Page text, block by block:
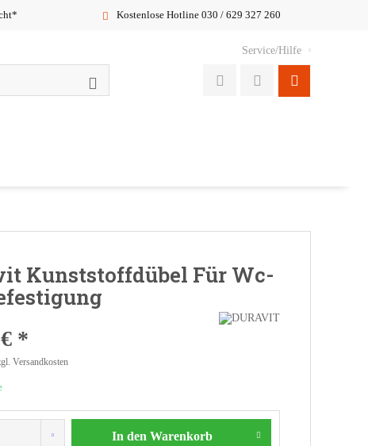
Kostenlose Hotline 030 / 629 327 260
Service/Hilfe
Kunststoffdübel Für Wc-
*
Versandkosten
In den Warenkorb